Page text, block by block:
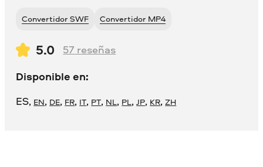
Convertidor SWF Convertidor MP4
5.0 57 reseñas
Disponible en:
ES, EN, DE, FR, IT, PT, NL, PL,JP, KR,ZH